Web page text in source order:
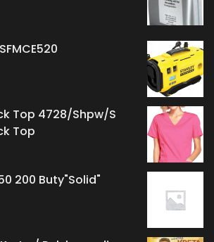
Top 4728/Shpw/S
Top
200 Buty"Solid"